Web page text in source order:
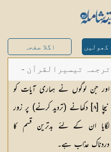
کھولیں اگلا صفحہ
ترجمہ تیسیرالقرآن -
مولانا عبد الرحمن
کیلانی
اور جن لوگوں نے ہماری آیات کو
نیچا [٨] دکھانے (تردید کرنے) پر زور
لگایا ان کے لئے بدترین قسم کا
دردناک عذاب ہے۔